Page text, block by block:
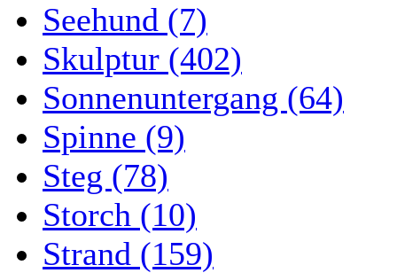
Seehund (7)
Skulptur (402)
Sonnenuntergang (64)
Spinne (9)
Steg (78)
Storch (10)
Strand (159)